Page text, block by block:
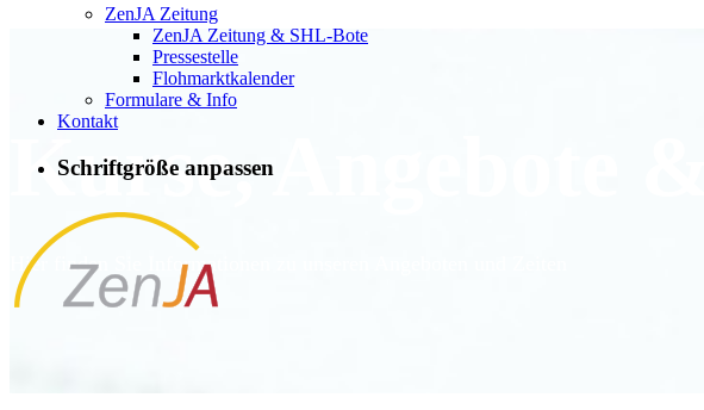
ZenJA Zeitung
ZenJA Zeitung & SHL-Bote
Pressestelle
Flohmarktkalender
Formulare & Info
Kontakt
Schriftgröße anpassen
Kurse, Angebote
Hier finden Sie Informationen zu unseren Angeboten und Zeiten